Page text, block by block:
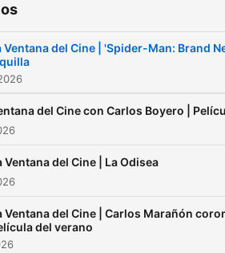
Ventana del Cine | 'Spider-Man: Brand
del Cine con Carlos Boyero |
Ventana del Cine | La Odisea
Ventana del Cine | Carlos Marañón
del verano